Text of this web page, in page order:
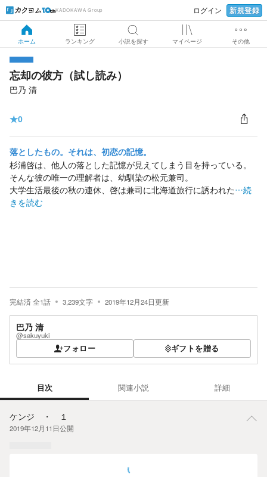
KADOKAWA Group ログイン 新規登録
ホーム ランキング 小説を探す マイページ その他
忘却の彼方（試し読み）
巴乃 清
★0
落としたもの。それは、初恋の記憶。
杉浦啓は、他人の落とした記憶が見えてしまう目を持っている。
そんな彼の唯一の理解者は、幼馴染の松元兼司。
大学生活最後の秋の連休、啓は兼司に北海道旅行に誘われた…続
きを読む
完結済全1話 3,239文字 2019年12月24日更新
巴乃 清
@sakuyuki
フォロー ギフトを贈る
目次 関連小説 詳細
ケンジ ・ １
2019年12月11日公開